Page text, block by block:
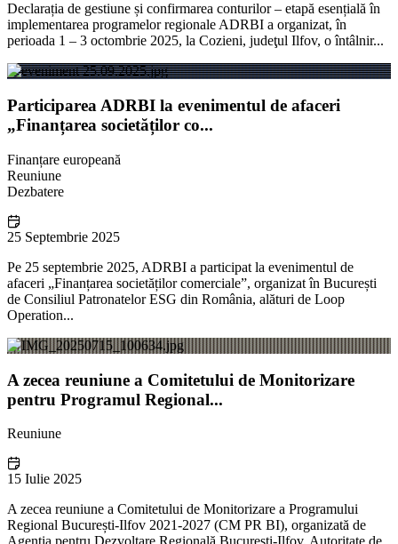
Declarația de gestiune și confirmarea conturilor – etapă esențială în
implementarea programelor regionale ADRBI a organizat, în
perioada 1 – 3 octombrie 2025, la Cozieni, judeţul Ilfov, o întâlnir...
Participarea ADRBI la evenimentul de afaceri
„Finanțarea societăților co...
Finanțare europeană
Reuniune
Dezbatere
25 Septembrie 2025
Pe 25 septembrie 2025, ADRBI a participat la evenimentul de
afaceri „Finanțarea societăților comerciale”, organizat în București
de Consiliul Patronatelor ESG din România, alături de Loop
Operation...
A zecea reuniune a Comitetului de Monitorizare
pentru Programul Regional...
Reuniune
15 Iulie 2025
A zecea reuniune a Comitetului de Monitorizare a Programului
Regional București-Ilfov 2021-2027 (CM PR BI), organizată de